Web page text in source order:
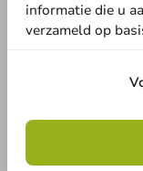
Herbruikbare RVS
informatie die u
verzameld op